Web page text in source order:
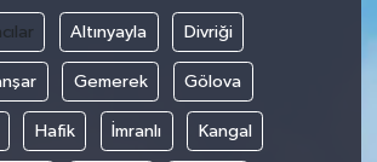
Altınyayla Divriği
Gemerek Gölova
Hafik İmranlı Kangal